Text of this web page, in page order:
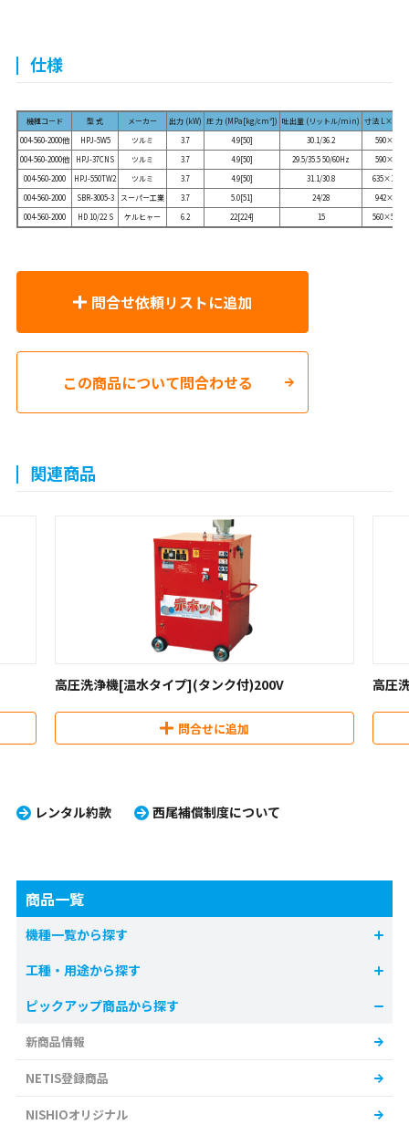
仕様
機種コード 型 式 メーカー 出力 (kW) 圧 力 (MPa[kg/cm²]) 吐出量 (リットル/min) 寸法
004-560-2000他
HPJ-5W5 ツルミ 3.7 4.9[50] 30.1/36.2
004-560-2000他
HPJ-37CNS ツルミ 3.7 4.9[50] 29.5/35.5 50/60Hz
004-560-2000
HPJ-550TW2 ツルミ 3.7 4.9[50] 31.1/30.8
004-560-2000
SBR-3005-3 スーパー工業 3.7 5.0[51] 24/28
004-560-2000
HD 10/22 S ケルヒャー 6.2 22[224] 15
問合せ依頼リストに追加
この商品について問合わせる
関連商品
高圧洗浄機[温水タイプ](タンク付)200V
問合せに追加
高圧洗
レンタル約款 西尾補償制度について
商品一覧
機種一覧から探す
工種・用途から探す
ピックアップ商品から探す
新商品情報
NETIS登録商品
NISHIOオリジナル